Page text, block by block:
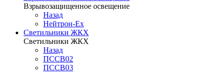
Взрывозащищенное освещение
Назад
Нейтрон-Ex
Светильники ЖКХ
Светильники ЖКХ
Назад
ПССВ02
ПССВ03